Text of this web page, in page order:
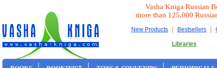
Vasha Kniga Russian
more than 125,000
New Products | Bestsellers |
Libraries